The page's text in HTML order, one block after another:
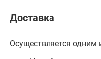
Доставка
Осуществляется одним